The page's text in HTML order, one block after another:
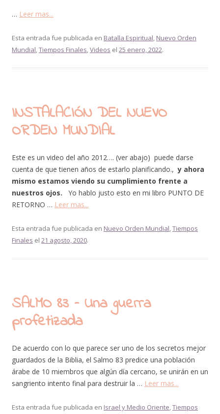
… Leer mas...
Esta entrada fue publicada en Batalla Espiritual, Nuevo Orden
Mundial,Tiempos Finales,Videos el 25 enero, 2022.
INSTALACIÓN DEL NUEVO
ORDEN MUNDIAL
Este es un video del año 2012…. (ver abajo) puede darse
cuenta de que tienen años de estarlo planificando.,y ahora
mismo estamos viendo su cumplimiento frente a
nuestros ojos. Yo hablo justo esto en mi libro PUNTO DE
RETORNO … Leer mas...
Esta entrada fue publicada en Nuevo Orden Mundial,Tiempos
Finales el 21 agosto, 2020.
SALMO 83 – Una guerra
profetizada
De acuerdo con lo que parece ser uno de los secretos mejor
guardados de la Biblia, el Salmo 83 predice una población
árabe de 10 miembros que algún día cercano, se unirán en un
sangriento intento final para destruir la … Leer mas...
Esta entrada fue publicada en Israel y Medio Oriente,Tiempos